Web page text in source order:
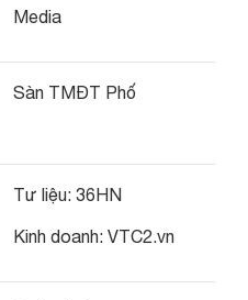
Media
Sàn TMĐT Phố
Tư liệu: 36HN
Kinh doanh: VTC2.vn